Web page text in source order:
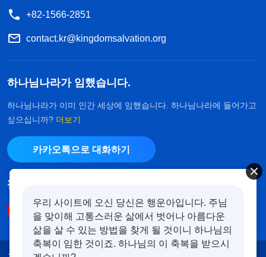
+82-1566-2851
contact.kr@kingdomsalvation.org
하나님나라가 임했습니다.
하나님나라가 이미 인간 세상에 임했습니다. 하나님나라에 들어가고
싶으십니까? 더보기
카카오톡으로 대화하기
팔로우하기
우리 사이트에 오신 당신은 행운아입니다. 주님
을 맞이해 고통스러운 삶에서 벗어나 아름다운
삶을 살 수 있는 방법을 찾게 될 것이니 하나님의
축복이 임한 것이죠. 하나님의 이 축복을 받으시